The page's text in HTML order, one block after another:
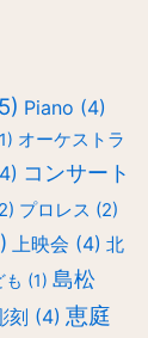
Piano (4)
オーケストラ
コンサート
プロレス (2)
上映会 (4) 北
も (1) 島松
刻 (4) 恵庭